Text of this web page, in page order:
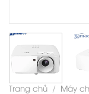
Trang chủ / Máy